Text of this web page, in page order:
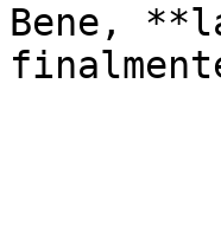
Bene,